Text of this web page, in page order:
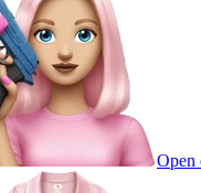
Open